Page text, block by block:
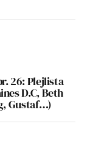
26: Plejlista
D.C, Beth
Gustaf…)